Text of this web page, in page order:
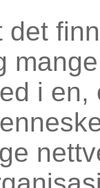
det
i en,